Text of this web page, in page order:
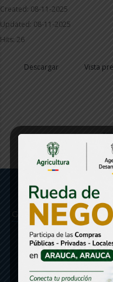
Created: 08-11-2025
Updated: 08-11-2025
Hits: 26
Descargar Vista
Gobernación de